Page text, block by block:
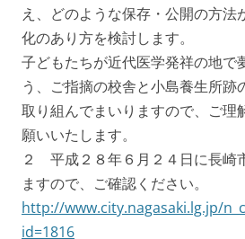
え、どのような保存・公開の方法
化のあり方を検討します。
子どもたちが近代医学発祥の地で
う、ご指摘の校舎と小島養生所跡
取り組んでまいりますので、ご理
願いいたします。
２ 平成２８年６月２４日に長崎
ますので、ご確認ください。
http://www.city.nagasaki.lg.jp/
id=1816